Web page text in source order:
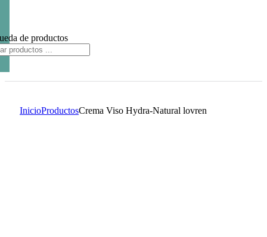
de productos
InicioProductosCrema Viso Hydra-Natural lovren